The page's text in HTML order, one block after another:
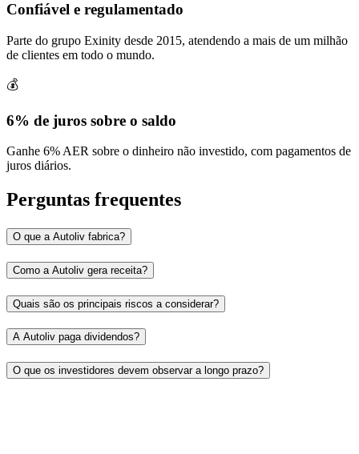
Confiável e regulamentado
Parte do grupo Exinity desde 2015, atendendo a mais de um milhão
de clientes em todo o mundo.
💰
6% de juros sobre o saldo
Ganhe 6% AER sobre o dinheiro não investido, com pagamentos de
juros diários.
Perguntas frequentes
O que a Autoliv fabrica?
Como a Autoliv gera receita?
Quais são os principais riscos a considerar?
A Autoliv paga dividendos?
O que os investidores devem observar a longo prazo?